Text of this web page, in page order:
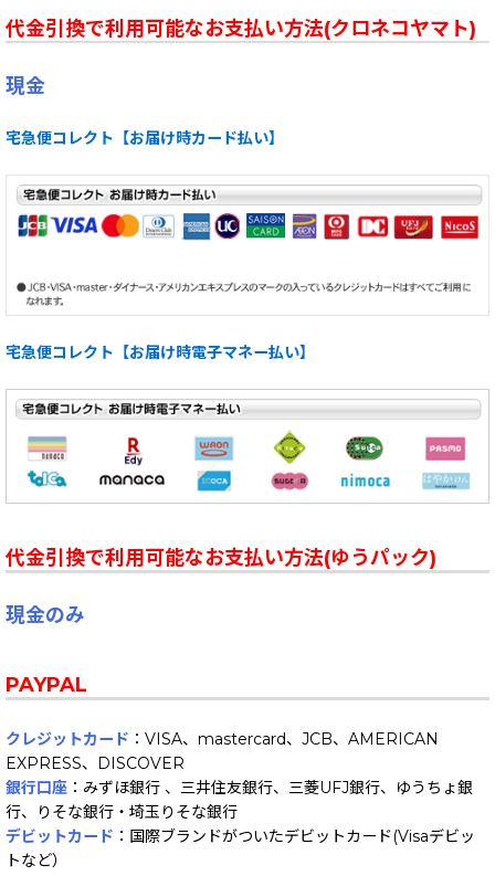
代金引換で利用可能なお支払い方法(クロネコヤマト)
現金
宅急便コレクト【お届け時カード払い】
宅急便コレクト【お届け時電子マネー払い】
代金引換で利用可能なお支払い方法(ゆうパック)
現金のみ
PAYPAL
クレジットカード ：VISA、mastercard、JCB、AMERICAN
EXPRESS、DISCOVER
銀行口座 ：みずほ銀行 、三井住友銀行、三菱UFJ銀行、ゆうちょ銀
行、りそな銀行・埼玉りそな銀行
デビットカード ：国際ブランドがついたデビットカード(Visaデビッ
トなど）